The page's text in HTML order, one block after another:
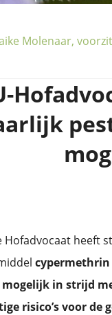
Molenaar,
Hofadvocaat heeft
cypermethrin
mogelijk in strijd
risico’s voor de